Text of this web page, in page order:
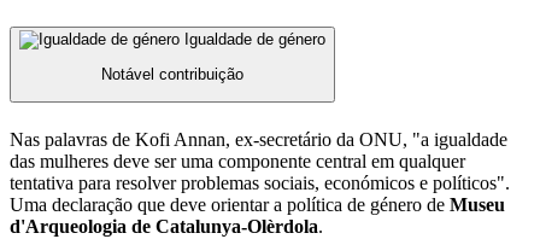
Igualdade de género
Notável contribuição
Nas palavras de Kofi Annan, ex-secretário da ONU, "a igualdade
das mulheres deve ser uma componente central em qualquer
tentativa para resolver problemas sociais, económicos e políticos".
Uma declaração que deve orientar a política de género de Museu
d'Arqueologia de Catalunya-Olèrdola.